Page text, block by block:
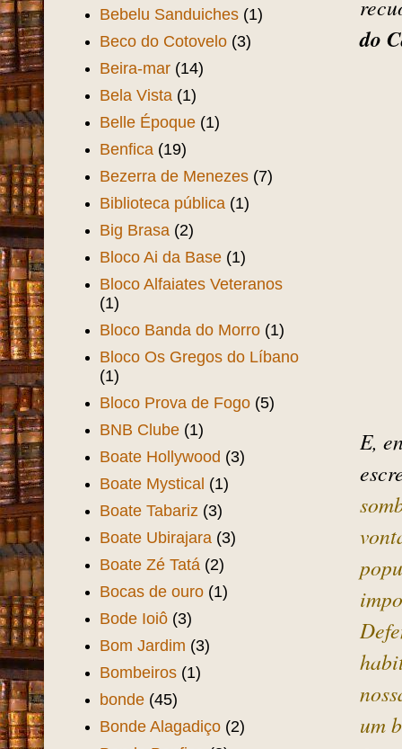
E,
Barra do Ceará (4)
Base Aérea de Fortaleza
Batista da Light
Baú de Memórias
Beach Park (1)
Bebelu Sanduiches
Beco do Cotovelo (3)
Beira-mar (14)
Bela Vista (1)
Belle Époque (1)
Benfica (19)
Bezerra de Menezes
Biblioteca pública (1)
Big Brasa (2)
Bloco Ai da Base
Bloco Alfaiates Veteranos
(1)
Bloco Banda do Morro
Bloco Os Gregos do Líbano
(1)
Bloco Prova de Fogo
BNB Clube (1)
Boate Hollywood (3)
Boate Mystical
Boate Tabariz (3)
Boate Ubirajara
Boate Zé Tatá
Bocas de ouro (1)